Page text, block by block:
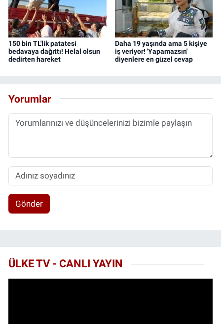
150 bin TL'lik patatesi
bedavaya dağıttı! Helal olsun
dedirten hareket
Daha 19 yaşında ama 5 kişiye
iş veriyor! 'Yapamazsın'
diyenlere en güzel cevap
Yorumlar
Gönder
ÜLKE TV - CANLI YAYIN